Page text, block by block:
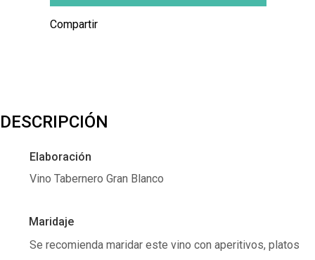
Compartir
DESCRIPCIÓN
Elaboración
Vino Tabernero Gran Blanco
Maridaje
Se recomienda maridar este vino con aperitivos, platos